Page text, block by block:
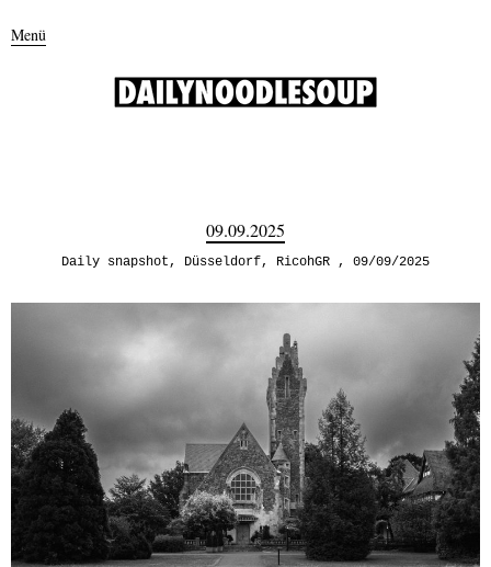
Menü
09.09.2025
Daily snapshot, Düsseldorf, RicohGR 09/09/2025